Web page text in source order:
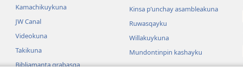
Kamachikuykuna
JW Canal
Videokuna
Takikuna
Bibliamanta grabasqa
Kinsa p’unchay asambleakuna
Ruwasqayku
Willakuykuna
Mundontinpin kashayku